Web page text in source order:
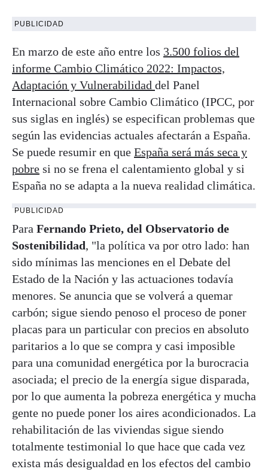
PUBLICIDAD
En marzo de este año entre los 3.500 folios del
informe Cambio Climático 2022: Impactos,
Adaptación y Vulnerabilidad del Panel
Internacional sobre Cambio Climático (IPCC, por
sus siglas en inglés) se especifican problemas que
según las evidencias actuales afectarán a España.
Se puede resumir en que España será más seca y
pobre si no se frena el calentamiento global y si
España no se adapta a la nueva realidad climática.
PUBLICIDAD
Para Fernando Prieto, del Observatorio de
Sostenibilidad, "la política va por otro lado: han
sido mínimas las menciones en el Debate del
Estado de la Nación y las actuaciones todavía
menores. Se anuncia que se volverá a quemar
carbón; sigue siendo penoso el proceso de poner
placas para un particular con precios en absoluto
paritarios a lo que se compra y casi imposible
para una comunidad energética por la burocracia
asociada; el precio de la energía sigue disparada,
por lo que aumenta la pobreza energética y mucha
gente no puede poner los aires acondicionados. La
rehabilitación de las viviendas sigue siendo
totalmente testimonial lo que hace que cada vez
exista más desigualdad en los efectos del cambio